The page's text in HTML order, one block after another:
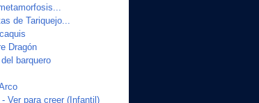
de Tariquejo...
Dragón
barquero
Ver para creer (Infantil)